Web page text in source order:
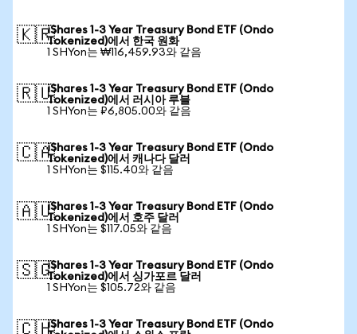
🇰🇷iShares 1-3 Year Treasury Bond ETF (Ondo
Tokenized)에서 한국 원화
1 SHYon는 ₩116,459.93와 같음
🇷🇺iShares 1-3 Year Treasury Bond ETF (Ondo
Tokenized)에서 러시아 루블
1 SHYon는 ₽6,805.00와 같음
🇨🇦iShares 1-3 Year Treasury Bond ETF (Ondo
Tokenized)에서 캐나다 달러
1 SHYon는 $115.40와 같음
🇦🇺iShares 1-3 Year Treasury Bond ETF (Ondo
Tokenized)에서 호주 달러
1 SHYon는 $117.05와 같음
🇸🇬iShares 1-3 Year Treasury Bond ETF (Ondo
Tokenized)에서 싱가포르 달러
1 SHYon는 $105.72와 같음
🇨🇭iShares 1-3 Year Treasury Bond ETF (Ondo